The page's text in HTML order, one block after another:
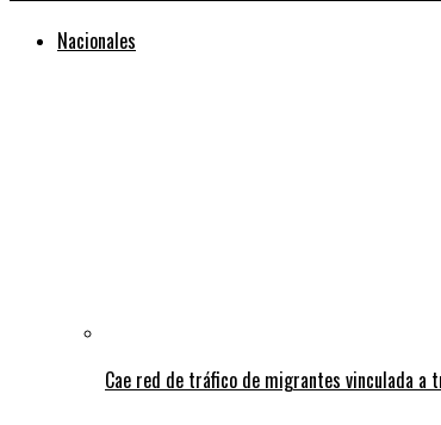
Nacionales
Cae red de tráfico de migrantes vinculada a